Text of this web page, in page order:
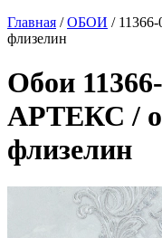
Главная /ОБОИ /
флизелин
Обои
АРТЕКС /
флизелин